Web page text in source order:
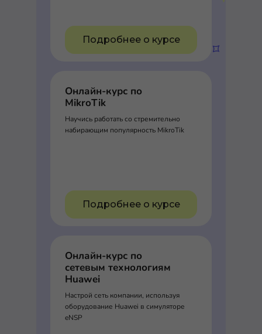
Подробнее о курсе
Онлайн-курс по
MikroTik
Научись работать со стремительно
набирающим популярность MikroTik
Подробнее о курсе
Онлайн-курс по
сетевым технологиям
Huawei
Настрой сеть компании, используя
оборудование Huawei в симуляторе
eNSP